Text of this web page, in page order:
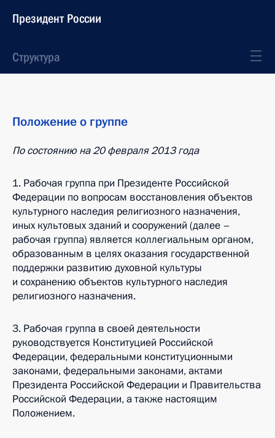
Президент России
Структура
Положение о группе
По состоянию на20февраля2013года
1. Рабочая группа при Президенте Российской
Федерации по вопросам восстановления объектов
культурного наследия религиозного назначения,
иных культовых зданий и сооружений (далее –
рабочая группа) является коллегиальным органом,
образованным в целях оказания государственной
поддержки развитию духовной культуры
и сохранению объектов культурного наследия
религиозного назначения.
3. Рабочая группа в своей деятельности
руководствуется Конституцией Российской
Федерации, федеральными конституционными
законами, федеральными законами, актами
Президента Российской Федерации и Правительства
Российской Федерации, а также настоящим
Положением.